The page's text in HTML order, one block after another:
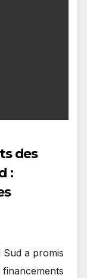
des
:
Sud a promis
financements